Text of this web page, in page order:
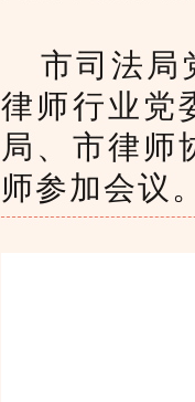
市司法局
律师行业党
局、市律师
师参加会议